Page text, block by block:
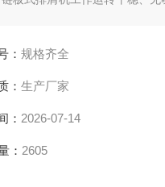
： 规格齐全
： 生产厂家
： 2026-07-14
： 2605